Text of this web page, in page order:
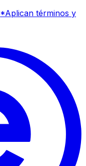
*Aplican términos y